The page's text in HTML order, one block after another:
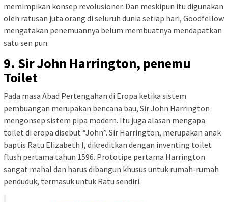
memimpikan konsep revolusioner. Dan meskipun itu digunakan
oleh ratusan juta orang di seluruh dunia setiap hari, Goodfellow
mengatakan penemuannya belum membuatnya mendapatkan
satu sen pun.
9. Sir John Harrington, penemu
Toilet
Pada masa Abad Pertengahan di Eropa ketika sistem
pembuangan merupakan bencana bau, Sir John Harrington
mengonsep sistem pipa modern. Itu juga alasan mengapa
toilet di eropa disebut “John”. Sir Harrington, merupakan anak
baptis Ratu Elizabeth I, dikreditkan dengan inventing toilet
flush pertama tahun 1596. Prototipe pertama Harrington
sangat mahal dan harus dibangun khusus untuk rumah-rumah
penduduk, termasuk untuk Ratu sendiri.